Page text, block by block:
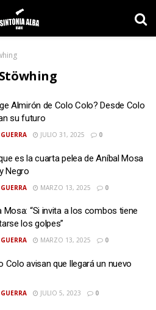
Almirón de Colo Colo? Desde Colo
su futuro
JULIO 31, 2025 0
es la cuarta pelea de Aníbal Mosa
Negro
MARZO 13, 2025 0
Mosa: “Si invita a los combos tiene
los golpes”
MARZO 13, 2025 0
Colo avisan que llegará un nuevo
JULIO 5, 2023 0